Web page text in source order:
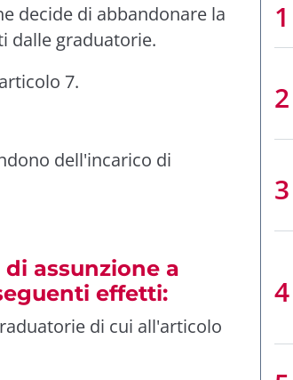
decide di abbandonare la
dalle graduatorie.
7.
dell'incarico di
assunzione a
effetti:
di cui all'articolo